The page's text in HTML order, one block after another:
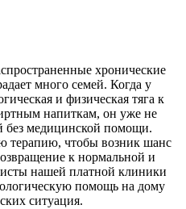
хронические
много семей. Когда у
и физическая тяга к
напиткам, он уже не
без медицинской помощи.
терапию, чтобы возник шанс
к нормальной и
нашей платной клиники
помощь на дому
ситуация.